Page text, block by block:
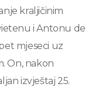
kraljičinim
i Antonu de
mjeseci uz
On, nakon
izvještaj 25.